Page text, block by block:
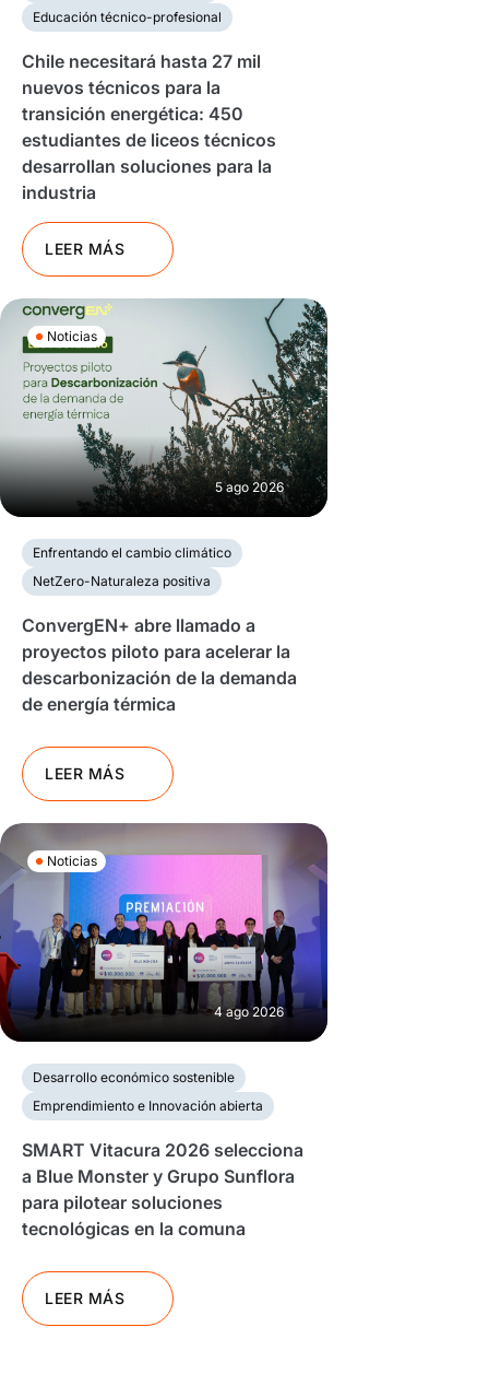
Educación técnico-profesional
Chile necesitará hasta 27 mil
nuevos técnicos para la
transición energética: 450
estudiantes de liceos técnicos
desarrollan soluciones para la
industria
LEER MÁS
Noticias
5 ago 2026
Enfrentando el cambio climático
NetZero-Naturaleza positiva
ConvergEN+ abre llamado a
proyectos piloto para acelerar la
descarbonización de la demanda
de energía térmica
LEER MÁS
Noticias
4 ago 2026
Desarrollo económico sostenible
Emprendimiento e Innovación abierta
SMART Vitacura 2026 selecciona
a Blue Monster y Grupo Sunflora
para pilotear soluciones
tecnológicas en la comuna
LEER MÁS